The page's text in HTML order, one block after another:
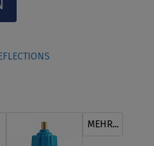
MEHR...